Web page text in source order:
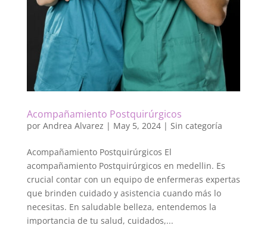
Acompañamiento Postquirúrgicos
por Andrea Alvarez | May 5, 2024| Sin categoría
Acompañamiento Postquirúrgicos El
acompañamiento Postquirúrgicos en medellin. Es
crucial contar con un equipo de enfermeras expertas
que brinden cuidado y asistencia cuando más lo
necesitas. En saludable belleza, entendemos la
importancia de tu salud, cuidados,...